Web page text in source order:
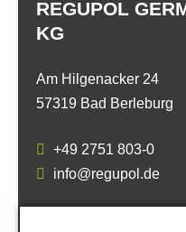
REGUPOL
KG
Am Hilgenacker 24
57319 Bad Berleburg
+49 2751 803-0
info@regupol.de